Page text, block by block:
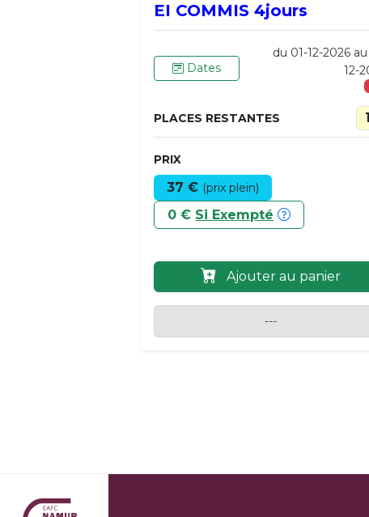
EI COMMIS 4jours
Dates
du 01-12-2026
12-
PLACES RESTANTES
PRIX
37 € (prix plein)
0 € Si Exempté
Ajouter au panier
---